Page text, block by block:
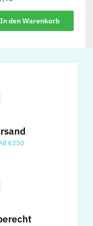
In den Warenkorb
€250